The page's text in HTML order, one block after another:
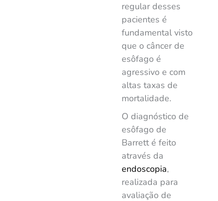
regular desses
pacientes é
fundamental visto
que o câncer de
esôfago é
agressivo e com
altas taxas de
mortalidade.
O diagnóstico de
esôfago de
Barrett é feito
através da
endoscopia,
realizada para
avaliação de